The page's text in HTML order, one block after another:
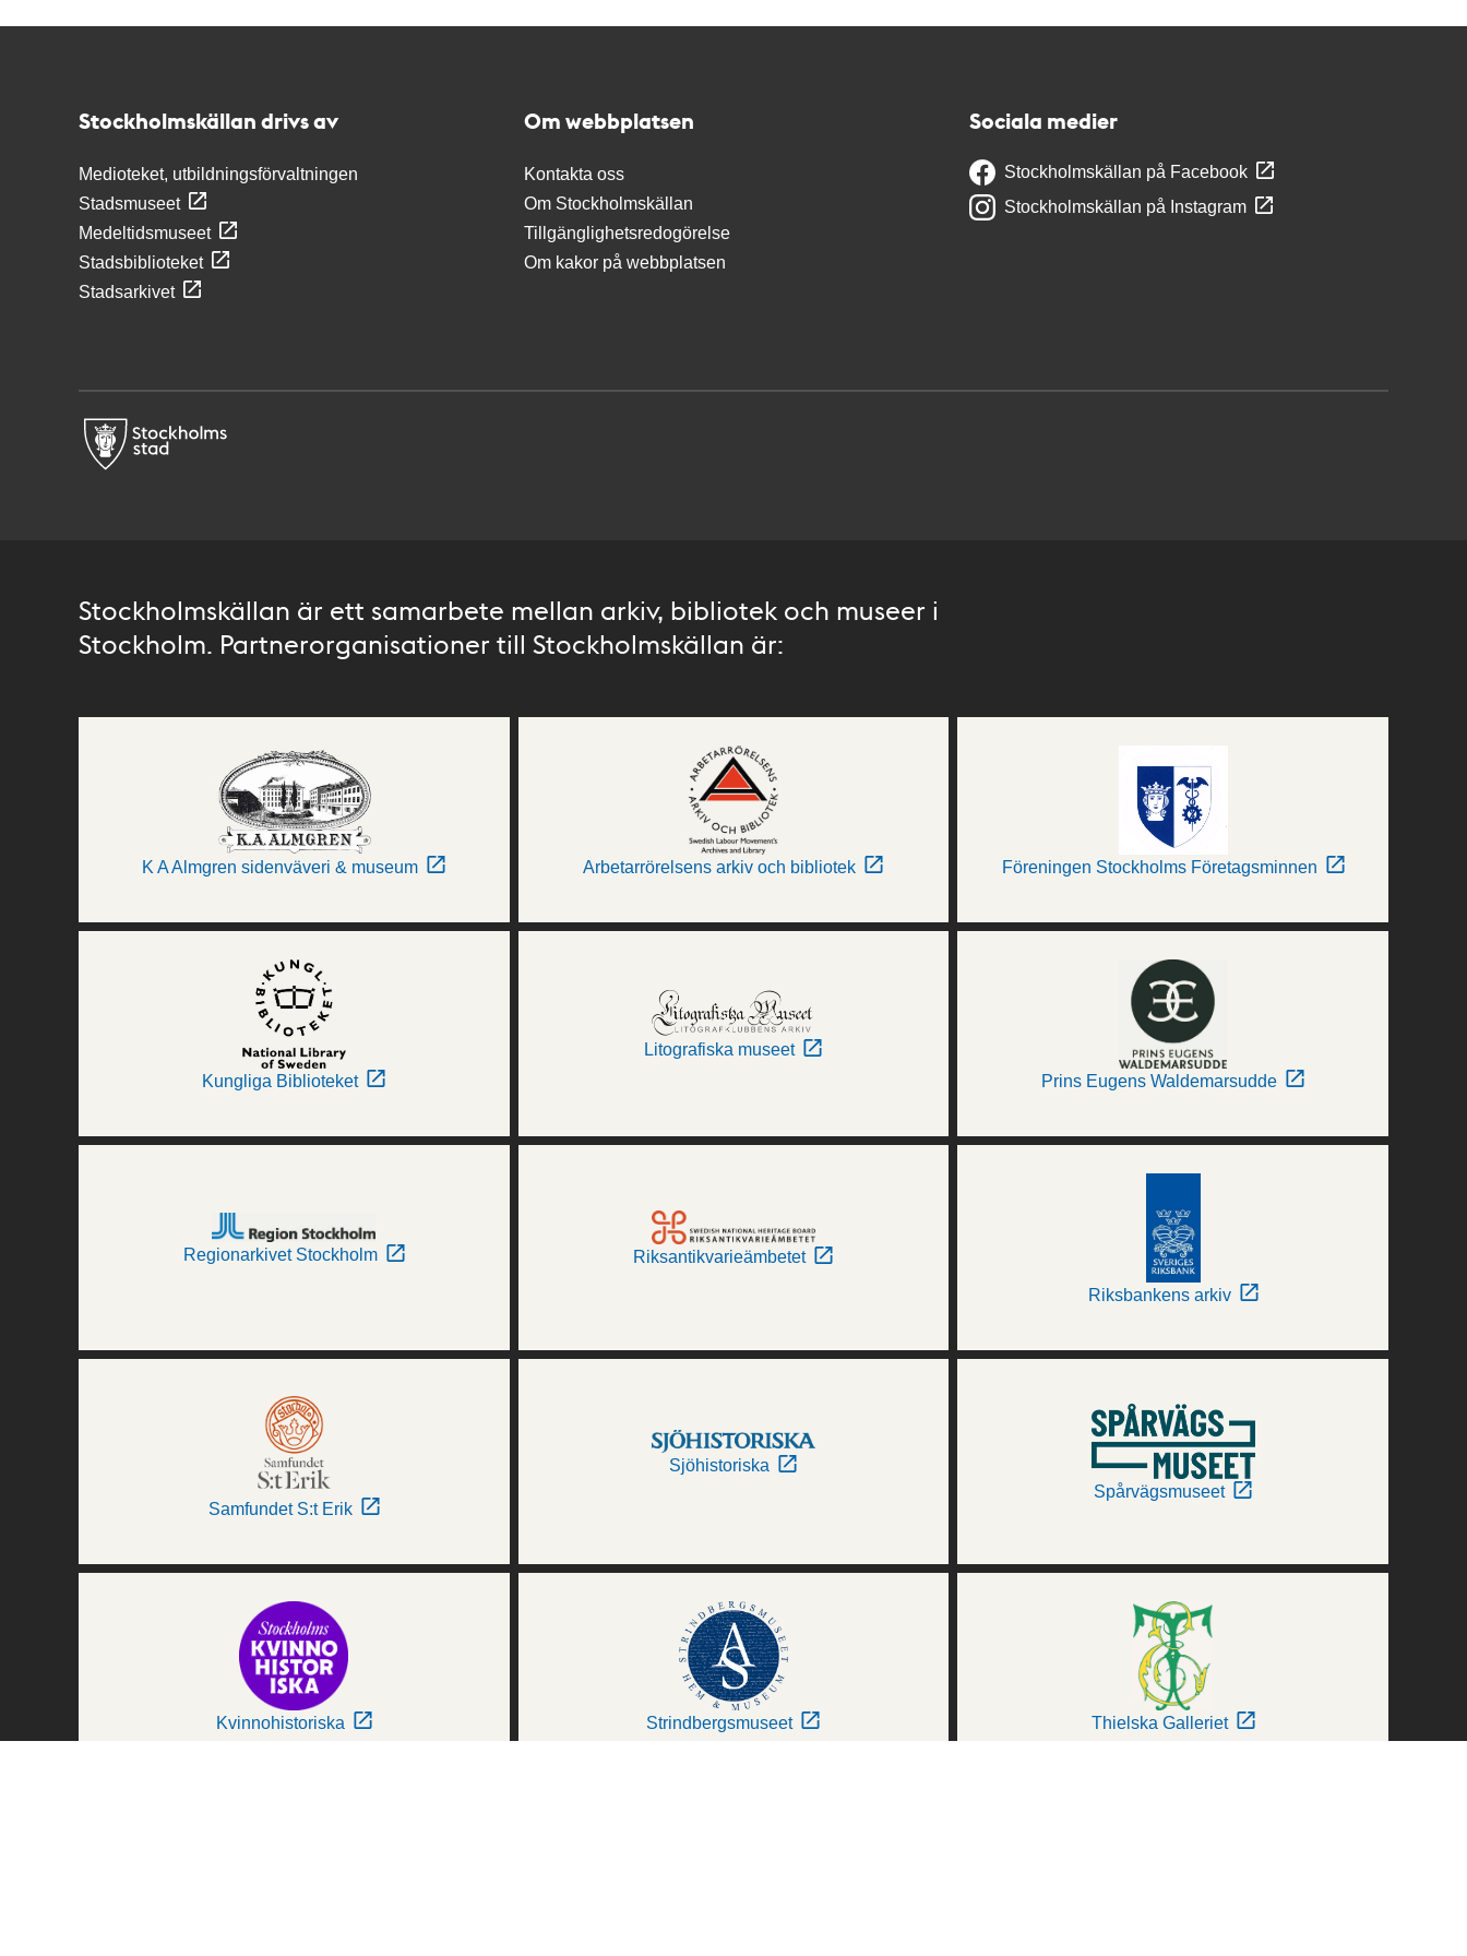
Stockholmskällan drivs av
Medioteket, utbildningsförvaltningen
Stadsmuseet
Medeltidsmuseet
Stadsbiblioteket
Stadsarkivet
Om webbplatsen
Kontakta oss
Om Stockholmskällan
Tillgänglighetsredogörelse
Om kakor på webbplatsen
Sociala medier
Stockholmskällan på Facebook
Stockholmskällan på Instagram
Stockholmskällan är ett samarbete mellan arkiv, bibliotek och museer i
Stockholm. Partnerorganisationer till Stockholmskällan är:
K A Almgren sidenväveri & museum Arbetarrörelsens arkiv och bibliotek Föreningen Stockholms Företagsminnen
Kungliga Biblioteket
Litografiska museet
Prins Eugens Waldemarsudde
Regionarkivet Stockholm Riksantikvarieämbetet
Riksbankens arkiv
Samfundet S:t Erik
Sjöhistoriska
Spårvägsmuseet
Kvinnohistoriska Strindbergsmuseet Thielska Galleriet